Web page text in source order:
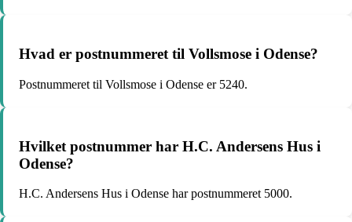
Hvad er postnummeret til Vollsmose i Odense?
Postnummeret til Vollsmose i Odense er 5240.
Hvilket postnummer har H.C. Andersens Hus i
Odense?
H.C. Andersens Hus i Odense har postnummeret 5000.